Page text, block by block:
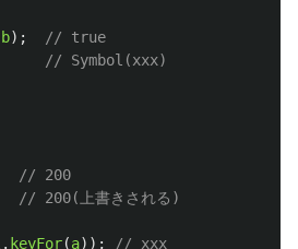
b);
// true
// Symbol(xxx)
// 200
// 200(上書きされる)
. keyFor(a)); // xxx